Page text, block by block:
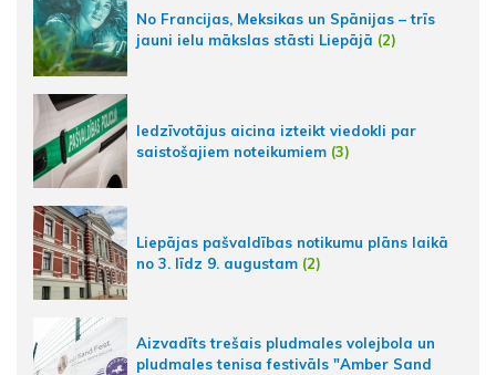
No Francijas, Meksikas un Spānijas – trīs
jauni ielu mākslas stāsti Liepājā (2)
Iedzīvotājus aicina izteikt viedokli par
saistošajiem noteikumiem (3)
Liepājas pašvaldības notikumu plāns laikā
no 3. līdz 9. augustam (2)
Aizvadīts trešais pludmales volejbola un
pludmales tenisa festivāls "Amber Sand